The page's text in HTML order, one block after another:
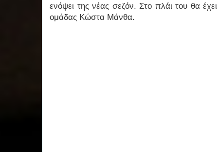
ενόψει της νέας σεζόν. Στο πλάι του θα
ομάδας Κώστα Μάνθα.